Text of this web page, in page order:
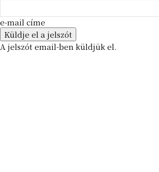
e-mail címe
A jelszót email-ben küldjük el.